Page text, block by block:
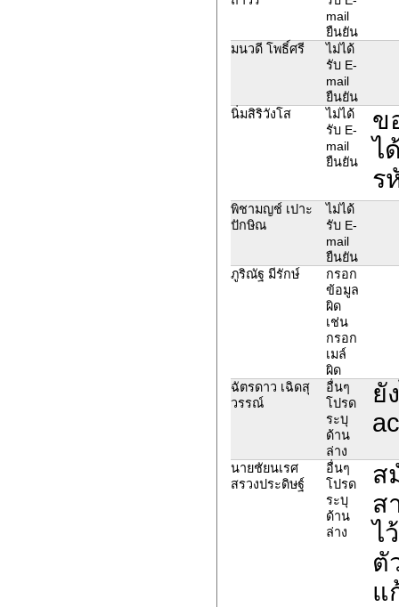
mail
ยืนยัน
มนวดี โพธิ์ศรี
ไม่ได้
รับ E-
mail
ยืนยัน
นิ่มสิริวังโส
ไม่ได้
รับ E-
mail
ยืนยัน
ข
ไ
ร
พิชามญช์ เปาะ
ปักษิณ
ไม่ได้
รับ E-
mail
ยืนยัน
ภูริณัฐ มีรักษ์
กรอก
ข้อมูล
ผิด
เช่น
กรอก
เมล์
ผิด
ฉัตรดาว เฉิดสุ
วรรณ์
อื่นๆ
โปรด
ระบุ
ด้าน
ล่าง
ยั
นายชัยนเรศ
สรวงประดิษฐ์
อื่นๆ
โปรด
ระบุ
ด้าน
ล่าง
ส
ส
ไ
ตั
แ